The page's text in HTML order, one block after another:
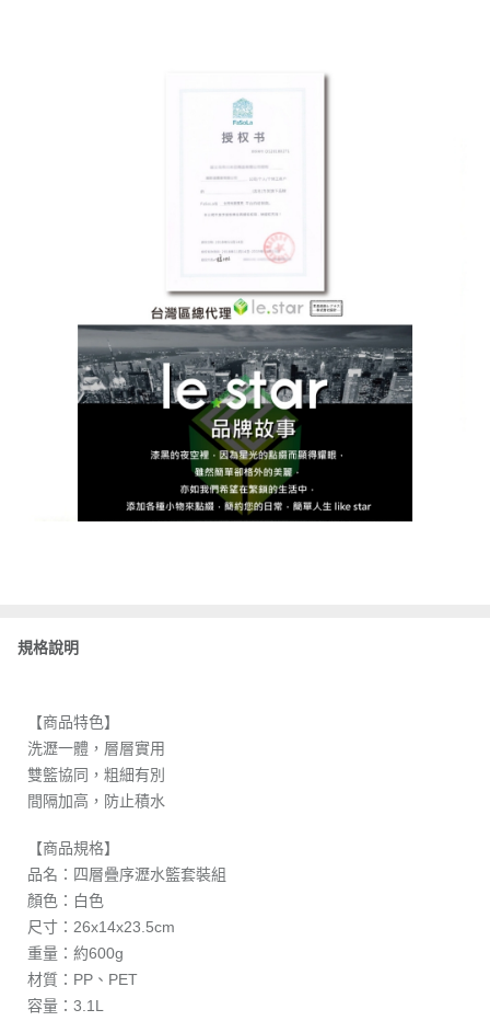
規格說明
【商品特色】
洗瀝一體，層層實用
雙籃協同，粗細有別
間隔加高，防止積水
【商品規格】
品名：四層疊序瀝水籃套裝組
顏色：白色
尺寸：26x14x23.5cm
重量：約600g
材質：PP、PET
容量：3.1L